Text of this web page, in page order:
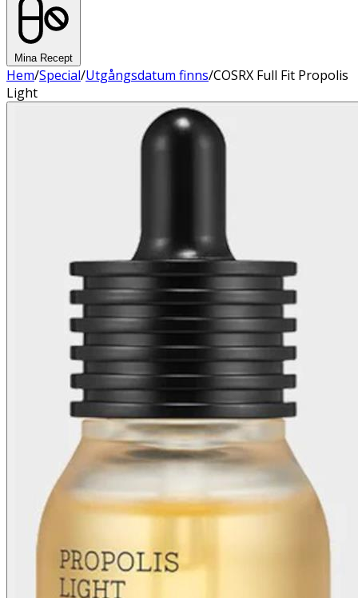
Mina Recept
Hem/Special/Utgångsdatum finns/COSRX Full Fit Propolis
Light